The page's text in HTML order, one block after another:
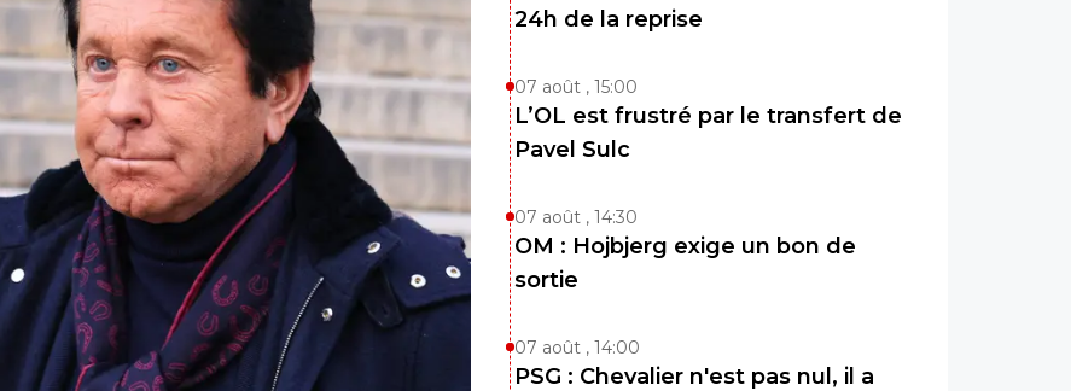
24h de la reprise
07 août , 15:00
L’OL est frustré par le transfert de
Pavel Sulc
07 août , 14:30
OM : Hojbjerg exige un bon de
sortie
07 août , 14:00
PSG : Chevalier n'est pas nul, il a